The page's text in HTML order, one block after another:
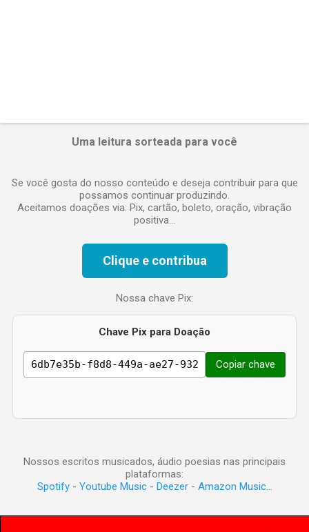
Uma leitura sorteada para você
Se você gosta do nosso conteúdo e deseja contribuir para que
possamos continuar produzindo.
Aceitamos doações via: Pix, cartão, boleto, oração, vibração
positiva...
Clique e contribua
Nossa chave Pix:
Chave Pix para Doação
Copiar chave
Nossos escritos musicados, áudio poesias nas principais
plataformas:
Spotify- Youtube Music- Deezer- Amazon Music...